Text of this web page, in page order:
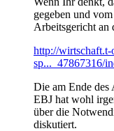
gegeben und
Arbeitsgericht an
http://wirtschaft.t-
sp..._47867316/
Die am Ende
EBJ hat wohl
über die
diskutiert.